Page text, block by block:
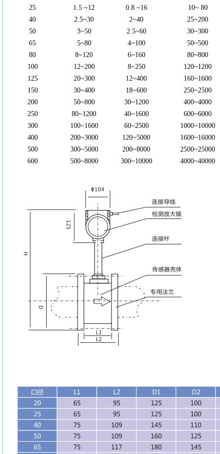
25
1.5 ~12 0.8 ~16
10~ 80
40
2.5~30 2~40
25~200
50
3~50 2.5~60
30~300
65
5~80 4~100
50~500
80
8~120 6~160
80~800
100
12~200 8~250
120~1200
125
20~300 12~400
160~1600
150
30~400 18~600
250~2500
200
50~800 30~1200
400~4000
250
80~1200 40~1600
600~6000
300
100~1600 60~2500
1000~10000
400
200~3000 120~5000
1600~16000
500
300~5000 200~8000
2500~25000
600
500~8000 300~10000 4000~40000